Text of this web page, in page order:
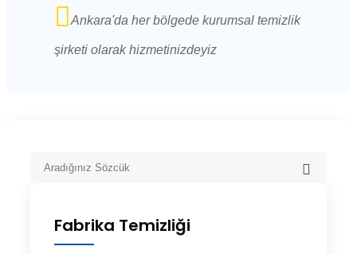
Ankara'da her bölgede kurumsal temizlik
şirketi olarak hizmetinizdeyiz
Fabrika Temizliği